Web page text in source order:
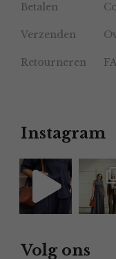
Betalen
Verzenden
Retourneren
Instagram
Volg ons